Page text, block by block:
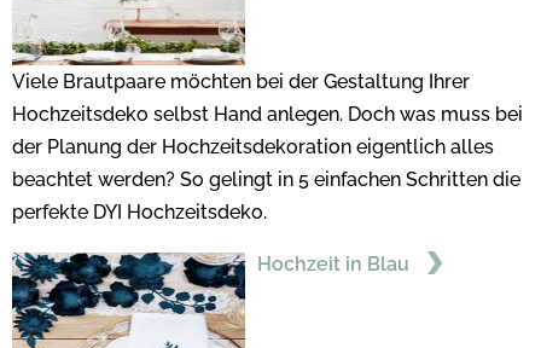
Viele Brautpaare möchten bei der Gestaltung Ihrer
Hochzeitsdeko selbst Hand anlegen. Doch was muss bei
der Planung der Hochzeitsdekoration eigentlich alles
beachtet werden? So gelingt in 5 einfachen Schritten die
perfekte DYI Hochzeitsdeko.
Hochzeit in Blau